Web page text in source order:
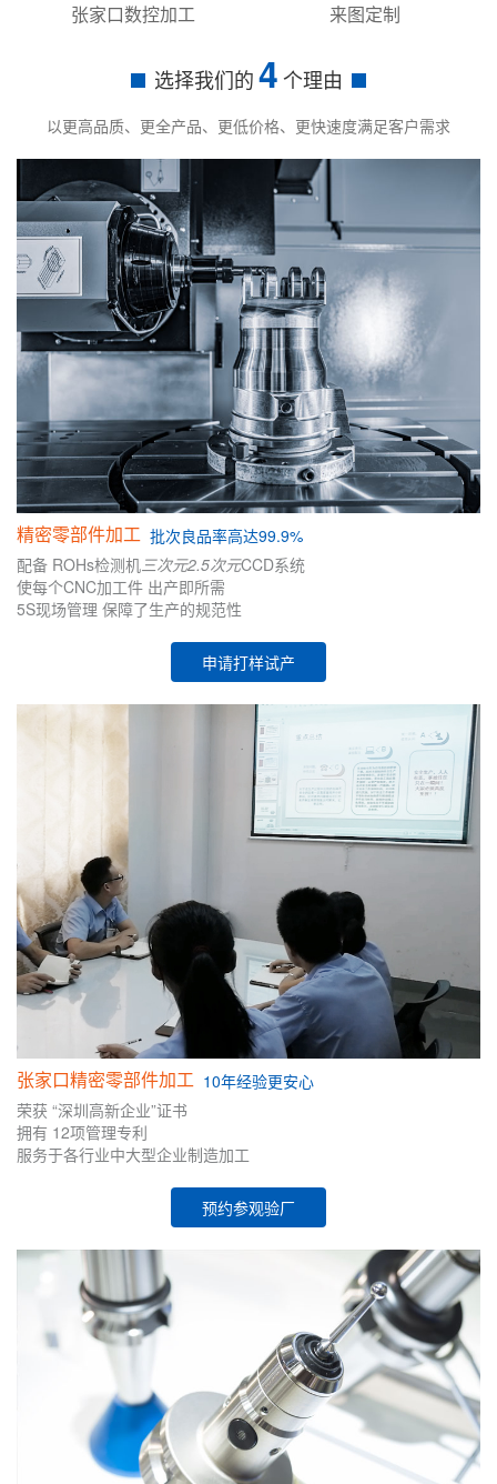
张家口数控加工 来图定制
选择我们的4个理由
以更高品质、更全产品、更低价格、更快速度满足客户需求
精密零部件加工 批次良品率高达99.9%
配备 ROHs检测机三次元2.5次元CCD系统
使每个CNC加工件 出产即所需
5S现场管理 保障了生产的规范性
申请打样试产
张家口精密零部件加工 10年经验更安心
荣获 “深圳高新企业”证书
拥有 12项管理专利
服务于各行业中大型企业制造加工
预约参观验厂